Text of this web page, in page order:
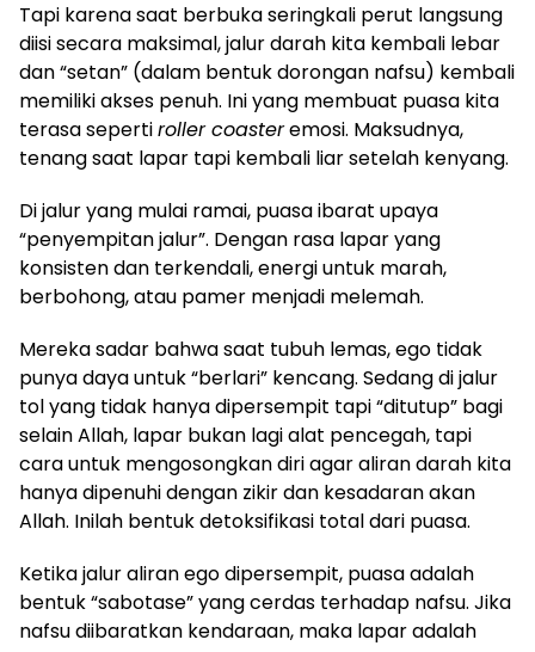
Tapi karena saat berbuka seringkali perut langsung
diisi secara maksimal, jalur darah kita kembali lebar
dan “setan” (dalam bentuk dorongan nafsu) kembali
memiliki akses penuh. Ini yang membuat puasa kita
terasa sepertiroller coasteremosi. Maksudnya,
tenang saat lapar tapi kembali liar setelah kenyang.
Di jalur yang mulai ramai, puasa ibarat upaya
“penyempitan jalur”. Dengan rasa lapar yang
konsisten dan terkendali, energi untuk marah,
berbohong, atau pamer menjadi melemah.
Mereka sadar bahwa saat tubuh lemas, ego tidak
punya daya untuk “berlari” kencang. Sedang di jalur
tol yang tidak hanya dipersempit tapi “ditutup” bagi
selain Allah, lapar bukan lagi alat pencegah, tapi
cara untuk mengosongkan diri agar aliran darah kita
hanya dipenuhi dengan zikir dan kesadaran akan
Allah. Inilah bentuk detoksifikasi total dari puasa.
Ketika jalur aliran ego dipersempit, puasa adalah
bentuk “sabotase” yang cerdas terhadap nafsu. Jika
nafsu diibaratkan kendaraan, maka lapar adalah